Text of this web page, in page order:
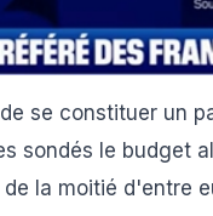
se constituer un
sondés le budget
la moitié d'entre